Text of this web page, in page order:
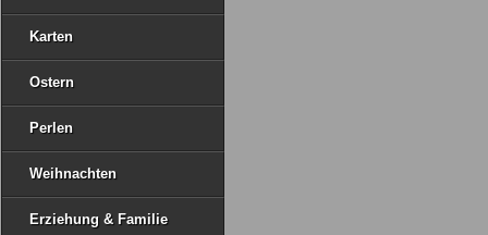
Karten
Ostern
Perlen
Weihnachten
Erziehung & Familie